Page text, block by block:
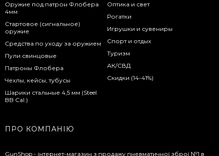
Оружие под патрон Флобера
4мм
Стартовое (сигнальное)
оружие
Средства по уходу за оружием
Пули свинцовые
Патроны Флобера
Чехлы, кейсы, тубусы
Шарики стальные 4,5 мм (Steel
BB Cal.)
Оптика и свет
Рогатки
Игрушки и сувениры
Спорт и отдых
Туризм
АК/СВД
Скидки (14-41%)
ПРО КОМПАНІЮ
GunShop - інтернет-магазин з продажу пневматичної зброї №1 в